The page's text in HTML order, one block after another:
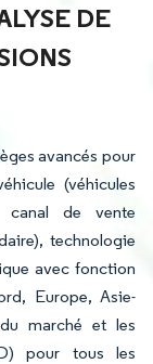
DE
avancés pour
(véhicules
canal de vente
technologie
avec fonction
Europe, Asie-
marché et les
pour tous les